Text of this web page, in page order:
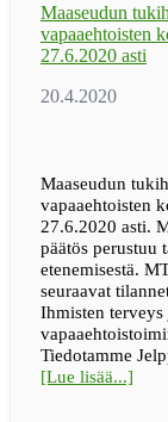
Maaseudun
vapaaehtoisten
27.6.2020 asti
Maaseudun
vapaaehtoisten
27.6.2020 asti.
päätös perustuu
etenemisestä.
seuraavat
Ihmisten
Tiedotamme
[Lue lisää...]